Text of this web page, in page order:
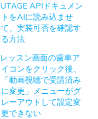
UTAGE APIドキュメン
トをAIに読み込ませ
て、実装可否を確認す
る方法
レッスン画面の歯車ア
イコンをクリック後、
「動画視聴で受講済み
に変更」メニューがグ
レーアウトして設定変
更できない